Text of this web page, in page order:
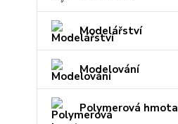
Modelářství
Modelování
Polymerová hmota